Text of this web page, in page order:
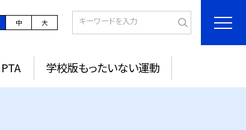
中 大
PTA 学校版もったいない運動